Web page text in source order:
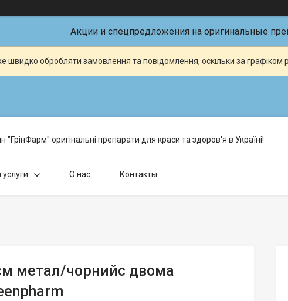
Акции и спецпредложения на оригинальные
швидко обробляти замовлення та повідомлення, оскільки за
"ГрінФарм" оригінальні препарати для краси та здоров'я в Україні!
О нас Контакты
метал/чорнийс двома